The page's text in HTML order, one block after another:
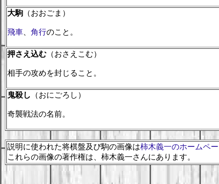
大駒 （おおごま）
飛車 角行のこと。
押さえ込む （おさえこむ）
相手の攻めを封じること。
鬼殺し （おにごろし）
奇襲戦法の名前。
説明に使われた将棋盤及び駒の画像は柿木義一のホームペ
これらの画像の著作権は、柿木義一さんにあります。